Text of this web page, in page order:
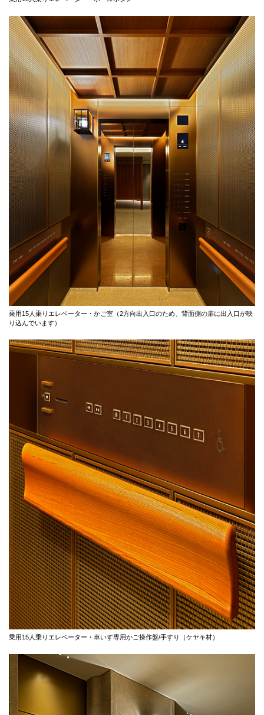
乗用15人乗りエレベーター・かご室（2方向出入口のため、背面側の扉に出入口が映
り込んでいます）
乗用15人乗りエレベーター・車いす専用かご操作盤/手すり（ケヤキ材）